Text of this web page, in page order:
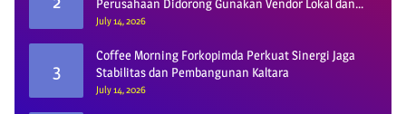
Perusahaan Didorong Gunakan Vendor Lokal dan
Pelat KU
July 14, 2026
3
Coffee Morning Forkopimda Perkuat Sinergi Jaga
Stabilitas dan Pembangunan Kaltara
July 14, 2026